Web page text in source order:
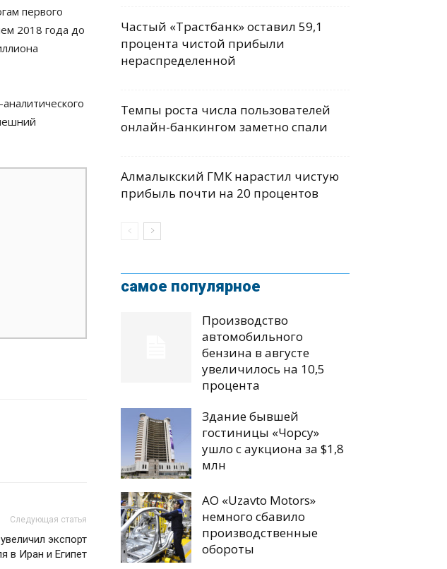
первого
2018 года до
Следующая статья
экспорт
в Иран и Египет
Частый «Трастбанк» оставил 59,1
процента чистой прибыли
нераспределенной
Темпы роста числа пользователей
онлайн-банкингом заметно спали
Алмалыкский ГМК нарастил чистую
прибыль почти на 20 процентов
самое популярное
Производство
автомобильного
бензина в августе
увеличилось на 10,5
процента
Здание бывшей
гостиницы «Чорсу»
ушло с аукциона за $1,8
млн
АО «Uzavto Motors»
немного сбавило
производственные
обороты